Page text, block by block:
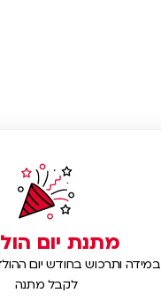
מתנת יום
במידה ותרכוש בחודש יום
לקבל מתנה